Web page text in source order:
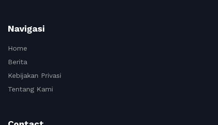
Navigasi
Home
Berita
Kebijakan Privasi
Tentang Kami